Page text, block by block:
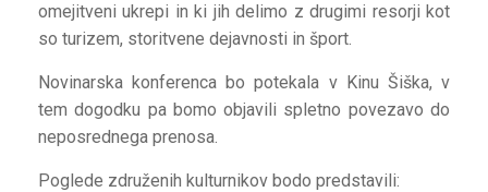
omejitveni ukrepi in ki jih delimo z drugimi resorji kot
so turizem, storitvene dejavnosti in šport.
Novinarska konferenca bo potekala v Kinu Šiška, v
tem dogodku pa bomo objavili spletno povezavo do
neposrednega prenosa.
Poglede združenih kulturnikov bodo predstavili: